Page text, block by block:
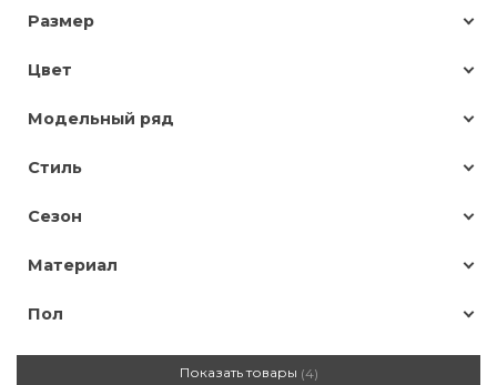
Размер
Цвет
Модельный ряд
Стиль
Сезон
Материал
Пол
Показать товары 4